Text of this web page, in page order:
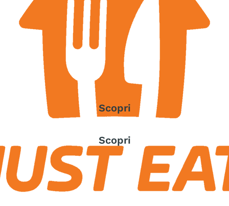
Scopri
Scopri